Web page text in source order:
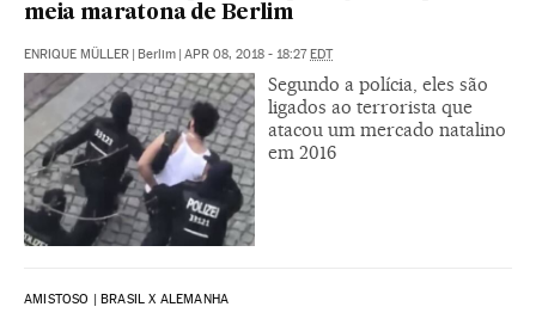
meia maratona de Berlim
ENRIQUE MÜLLER | Berlim | APR 08, 2018 - 18:27EDT
Segundo a polícia, eles são
ligados ao terrorista que
atacou um mercado natalino
em 2016
AMISTOSO | BRASIL X ALEMANHA